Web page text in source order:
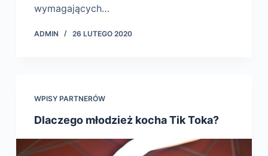
wymagających…
ADMIN 26 LUTEGO 2020
WPISY PARTNERÓW
Dlaczego młodzież kocha Tik Toka?